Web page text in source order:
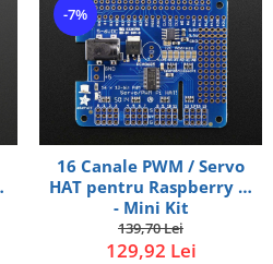
-7%
16 Canale PWM / Servo
HAT pentru Raspberry Pi
- Mini Kit
139,70 Lei
129,92 Lei